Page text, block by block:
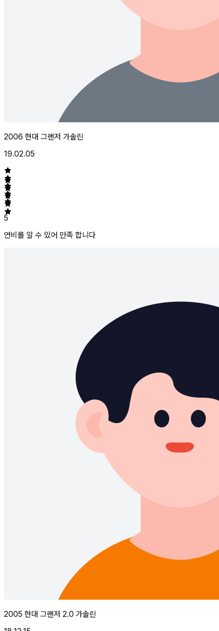
2006 현대 그랜저 가솔린
19.02.05
5
연비를 알 수 있어 만족 합니다
2005 현대 그랜저 2.0 가솔린